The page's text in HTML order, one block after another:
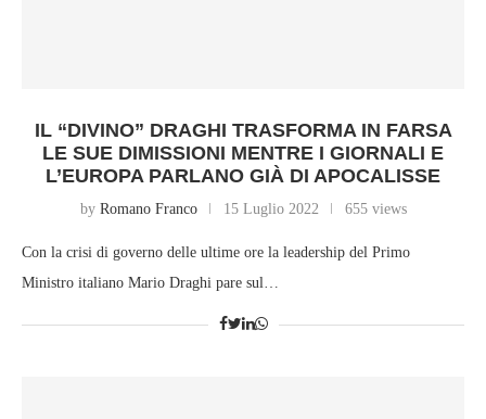
IL “DIVINO” DRAGHI TRASFORMA IN FARSA
LE SUE DIMISSIONI MENTRE I GIORNALI E
L’EUROPA PARLANO GIÀ DI APOCALISSE
by Romano Franco 15 Luglio 2022 655 views
Con la crisi di governo delle ultime ore la leadership del Primo
Ministro italiano Mario Draghi pare sul…